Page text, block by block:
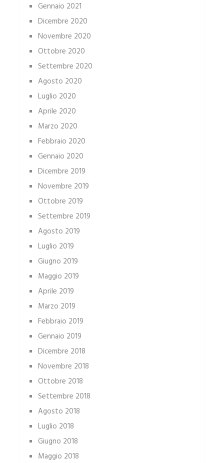
Gennaio 2021
Dicembre 2020
Novembre 2020
Ottobre 2020
Settembre 2020
Agosto 2020
Luglio 2020
Aprile 2020
Marzo 2020
Febbraio 2020
Gennaio 2020
Dicembre 2019
Novembre 2019
Ottobre 2019
Settembre 2019
Agosto 2019
Luglio 2019
Giugno 2019
Maggio 2019
Aprile 2019
Marzo 2019
Febbraio 2019
Gennaio 2019
Dicembre 2018
Novembre 2018
Ottobre 2018
Settembre 2018
Agosto 2018
Luglio 2018
Giugno 2018
Maggio 2018